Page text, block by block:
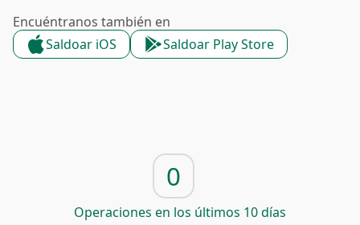
Encuéntranos también en
Saldoar iOS
Saldoar Play Store
0
Operaciones en los últimos 10 días